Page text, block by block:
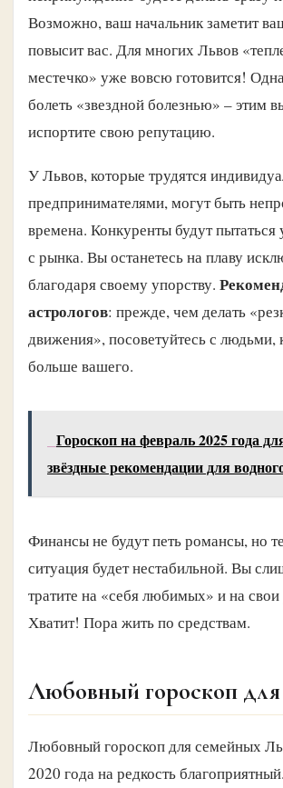
Возможно, ваш начальник заметит
повысит вас. Для многих Львов
местечко» уже вовсю готовится!
болеть «звездной болезнью» – этим
испортите свою репутацию.
У Львов, которые трудятся
предпринимателями, могут быть
времена. Конкуренты будут пытаться
с рынка. Вы останетесь на плаву
благодаря своему упорству.
астрологов: прежде, чем делать
движения», посоветуйтесь с людьми,
больше вашего.
Гороскоп на февраль 2025 года
звёздные рекомендации для
Финансы не будут петь романсы, но
ситуация будет нестабильной. Вы
тратите на «себя любимых» и на свои
Хватит! Пора жить по средствам.
Любовный гороскоп
Любовный гороскоп для семейных
2020 года на редкость